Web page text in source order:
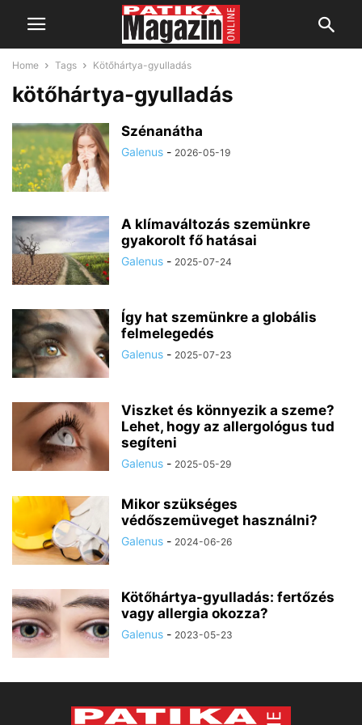
Home Tags Kötőhártya-gyulladás
kötőhártya-gyulladás
Szénanátha
Galenus - 2026-05-19
A klímaváltozás szemünkre
gyakorolt fő hatásai
Galenus - 2025-07-24
Így hat szemünkre a globális
felmelegedés
Galenus - 2025-07-23
Viszket és könnyezik a szeme?
Lehet, hogy az allergológus tud
segíteni
Galenus - 2025-05-29
Mikor szükséges
védőszemüveget használni?
Galenus - 2024-06-26
Kötőhártya-gyulladás: fertőzés
vagy allergia okozza?
Galenus - 2023-05-23